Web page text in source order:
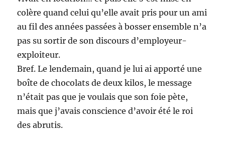
colère quand celui qu’elle avait pris pour un ami
au fil des années passées à bosser ensemble n’a
pas su sortir de son discours d’employeur-
exploiteur.
Bref. Le lendemain, quand je lui ai apporté une
boîte de chocolats de deux kilos, le message
n’était pas que je voulais que son foie pète,
mais que j’avais conscience d’avoir été le roi
des abrutis.